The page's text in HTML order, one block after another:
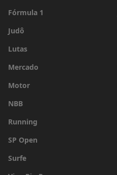
Fórmula 1
Judô
Lutas
Mercado
Motor
NBB
Running
SP Open
Surfe